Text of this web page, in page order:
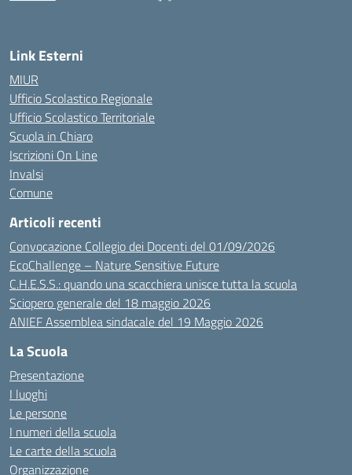
Link Esterni
MIUR
Ufficio Scolastico Regionale
Ufficio Scolastico Territoriale
Scuola in Chiaro
Iscrizioni On Line
Invalsi
Comune
Articoli recenti
Convocazione Collegio dei Docenti del 01/09/2026
EcoChallenge – Nature Sensitive Future
C.H.E.S.S.: quando una scacchiera unisce tutta la scuola
Sciopero generale del 18 maggio 2026
ANIEF Assemblea sindacale del 19 Maggio 2026
La Scuola
Presentazione
I luoghi
Le persone
I numeri della scuola
Le carte della scuola
Organizzazione